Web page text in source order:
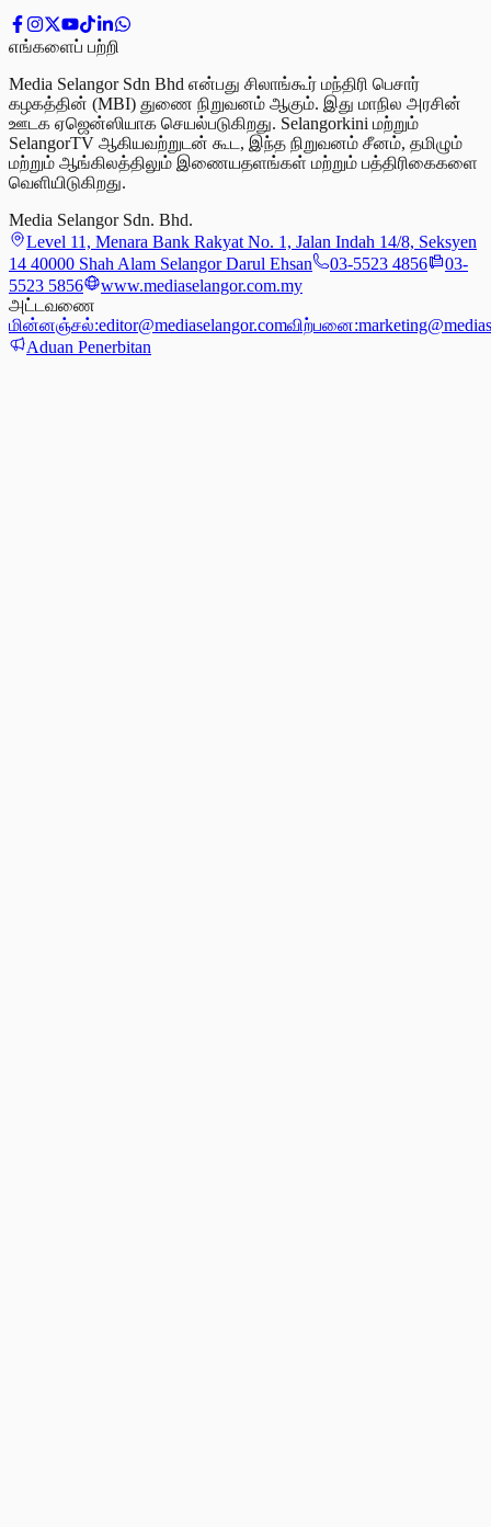
எங்களைப் பற்றி
Media Selangor Sdn Bhd என்பது சிலாங்கூர் மந்திரி பெசார்
கழகத்தின் (MBI) துணை நிறுவனம் ஆகும். இது மாநில அரசின்
ஊடக ஏஜென்ஸியாக செயல்படுகிறது. Selangorkini மற்றும்
SelangorTV ஆகியவற்றுடன் கூட, இந்த நிறுவனம் சீனம், தமிழும்
மற்றும் ஆங்கிலத்திலும் இணையதளங்கள் மற்றும் பத்திரிகைகளை
வெளியிடுகிறது.
Media Selangor Sdn. Bhd.
Level 11, Menara Bank Rakyat No. 1, Jalan Indah 14/8, Seksyen
14 40000 Shah Alam Selangor Darul Ehsan
03-5523 4856
03-
5523 5856
www.mediaselangor.com.my
அட்டவணை
மின்னஞ்சல்:editor@mediaselangor.comவிற்பனை:
Aduan Penerbitan